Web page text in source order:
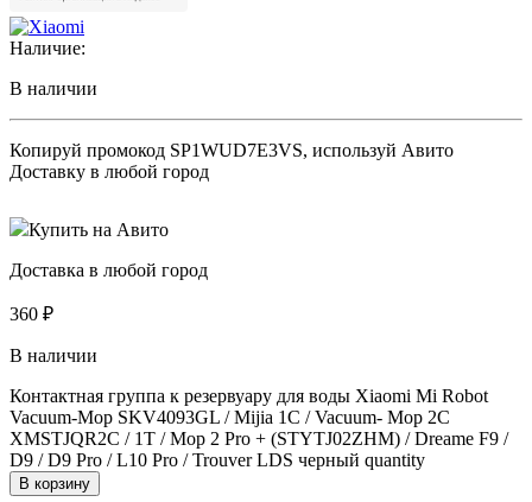
Наличие:
В наличии
Копируй промокод SP1WUD7E3VS, используй Авито
Доставку в любой город
Купить на Авито
Доставка в любой город
360 ₽
В наличии
Контактная группа к резервуару для воды Xiaomi Mi Robot
Vacuum-Mop SKV4093GL / Mijia 1C / Vacuum- Mop 2C
XMSTJQR2C / 1T / Mop 2 Pro + (STYTJ02ZHM) / Dreame F9 /
D9 / D9 Pro / L10 Pro / Trouver LDS черный quantity
В корзину